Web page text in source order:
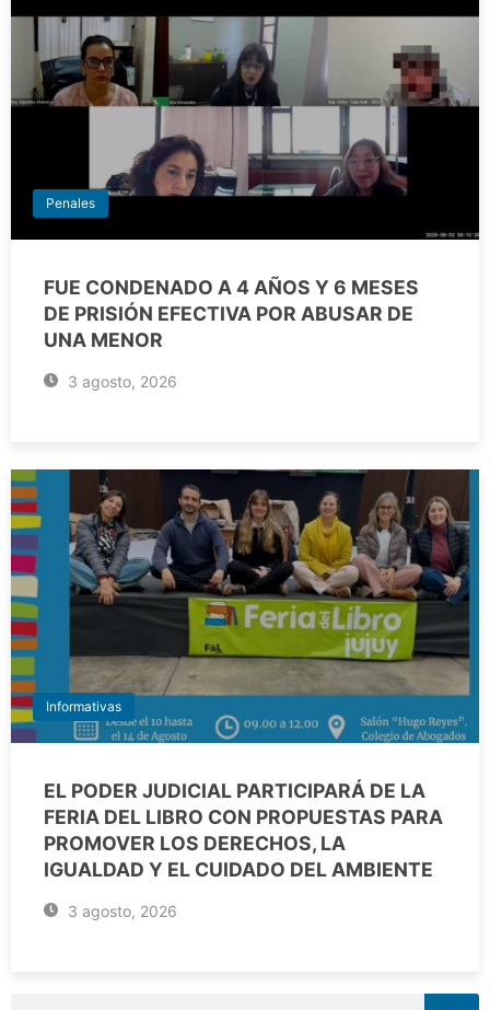
Penales
FUE CONDENADO A 4 AÑOS Y 6 MESES
DE PRISIÓN EFECTIVA POR ABUSAR DE
UNA MENOR
3 agosto, 2026
Informativas
EL PODER JUDICIAL PARTICIPARÁ DE LA
FERIA DEL LIBRO CON PROPUESTAS PARA
PROMOVER LOS DERECHOS, LA
IGUALDAD Y EL CUIDADO DEL AMBIENTE
3 agosto, 2026